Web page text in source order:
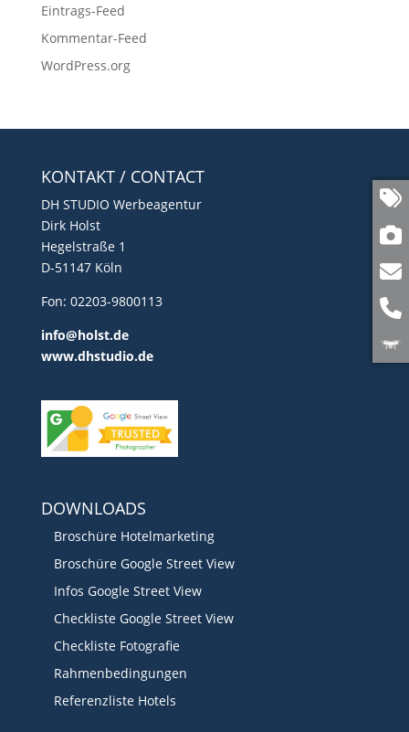
Eintrags-Feed
Kommentar-Feed
WordPress.org
KONTAKT / CONTACT
DH STUDIO Werbeagentur
Dirk Holst
Hegelstraße 1
D-51147 Köln
Fon: 02203-9800113
info@holst.de
www.dhstudio.de
DOWNLOADS
Broschüre Hotelmarketing
Broschüre Google Street View
Infos Google Street View
Checkliste Google Street View
Checkliste Fotografie
Rahmenbedingungen
Referenzliste Hotels